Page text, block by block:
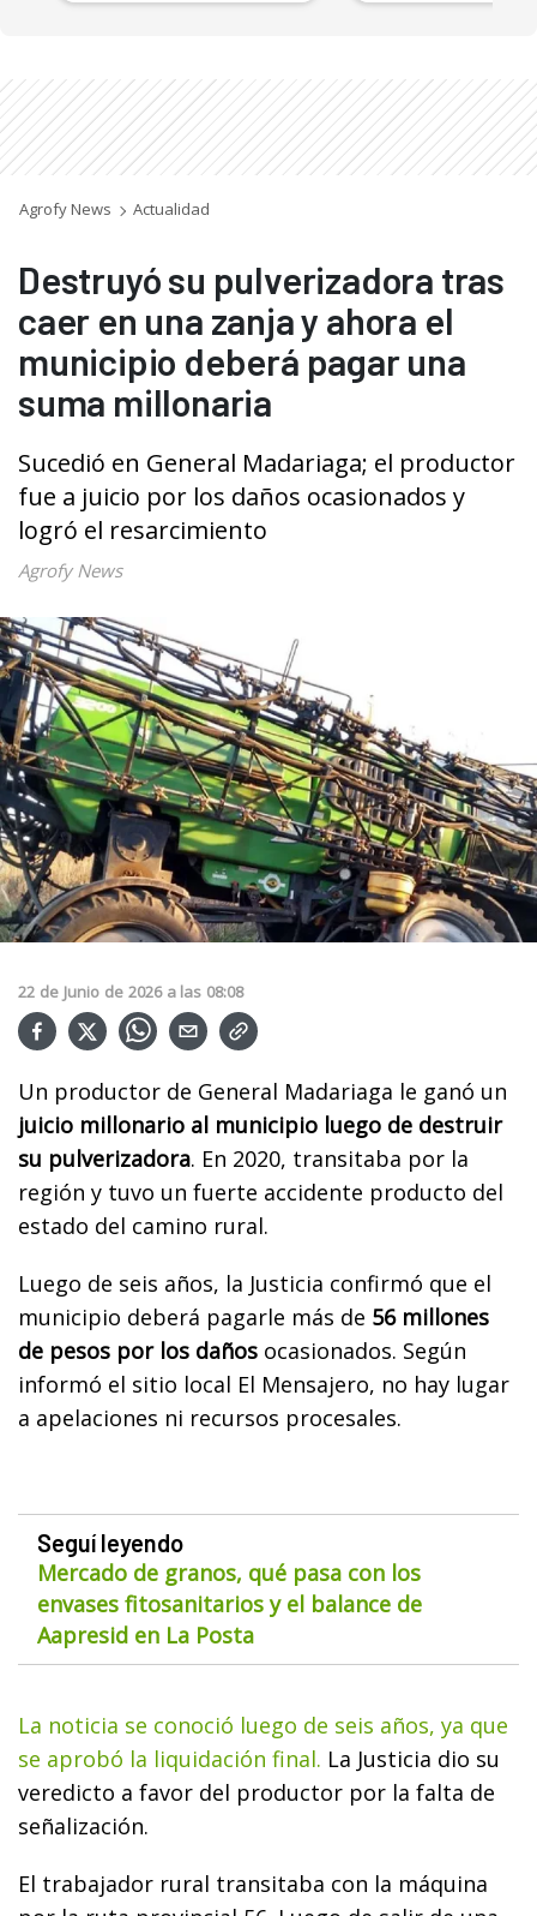
Agrofy News Actualidad
Destruyó su pulverizadora tras
caer en una zanja y ahora el
municipio deberá pagar una
suma millonaria
Sucedió en General Madariaga; el productor
fue a juicio por los daños ocasionados y
logró el resarcimiento
Agrofy News
22 de Junio de 2026 a las 08:08
Un productor de General Madariaga le ganó un
juicio millonario al municipio luego de destruir
su pulverizadora. En 2020, transitaba por la
región y tuvo un fuerte accidente producto del
estado del camino rural.
Luego de seis años, la Justicia confirmó que el
municipio deberá pagarle más de 56 millones
de pesos por los daños ocasionados. Según
informó el sitio local El Mensajero, no hay lugar
a apelaciones ni recursos procesales.
Seguí leyendo
Mercado de granos, qué pasa con los
envases fitosanitarios y el balance de
Aapresid en La Posta
La noticia se conoció luego de seis años, ya que
se aprobó la liquidación final. La Justicia dio su
veredicto a favor del productor por la falta de
señalización.
El trabajador rural transitaba con la máquina